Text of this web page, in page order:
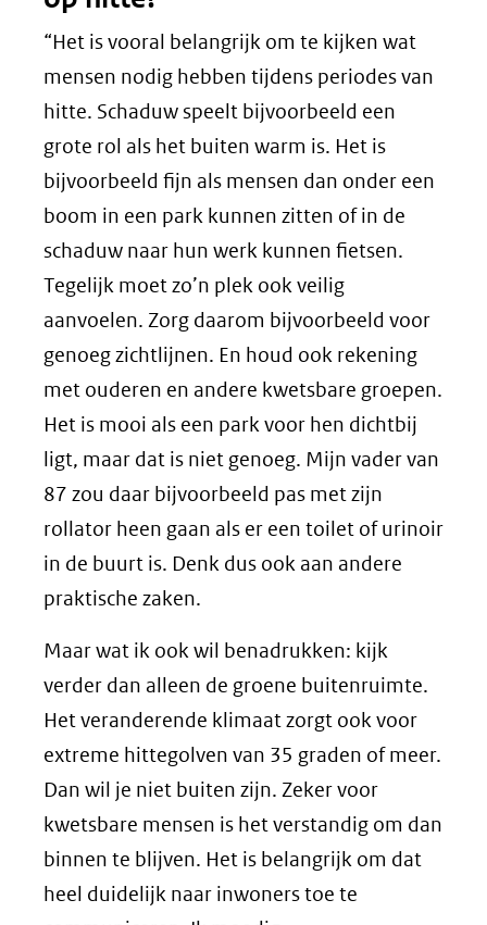
“Het is vooral belangrijk om te kijken wat
mensen nodig hebben tijdens periodes van
hitte. Schaduw speelt bijvoorbeeld een
grote rol als het buiten warm is. Het is
bijvoorbeeld fijn als mensen dan onder een
boom in een park kunnen zitten of in de
schaduw naar hun werk kunnen fietsen.
Tegelijk moet zo’n plek ook veilig
aanvoelen. Zorg daarom bijvoorbeeld voor
genoeg zichtlijnen. En houd ook rekening
met ouderen en andere kwetsbare groepen.
Het is mooi als een park voor hen dichtbij
ligt, maar dat is niet genoeg. Mijn vader van
87 zou daar bijvoorbeeld pas met zijn
rollator heen gaan als er een toilet of urinoir
in de buurt is. Denk dus ook aan andere
praktische zaken.
Maar wat ik ook wil benadrukken: kijk
verder dan alleen de groene buitenruimte.
Het veranderende klimaat zorgt ook voor
extreme hittegolven van 35 graden of meer.
Dan wil je niet buiten zijn. Zeker voor
kwetsbare mensen is het verstandig om dan
binnen te blijven. Het is belangrijk om dat
heel duidelijk naar inwoners toe te